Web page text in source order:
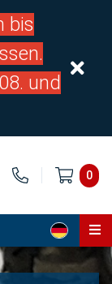
bis
und
0
Home